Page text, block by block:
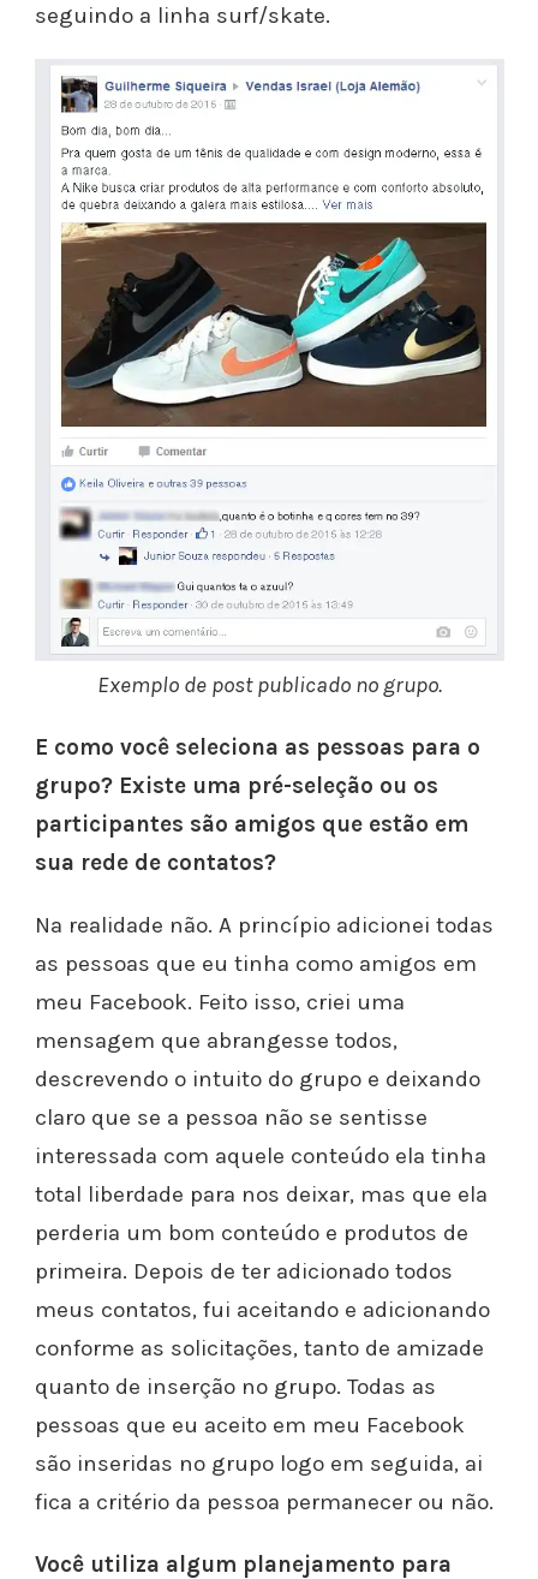
seguindo a linha surf/skate.
Exemplo de post publicado no grupo.
E como você seleciona as pessoas para o
grupo? Existe uma pré-seleção ou os
participantes são amigos que estão em
sua rede de contatos?
Na realidade não. A princípio adicionei todas
as pessoas que eu tinha como amigos em
meu Facebook. Feito isso, criei uma
mensagem que abrangesse todos,
descrevendo o intuito do grupo e deixando
claro que se a pessoa não se sentisse
interessada com aquele conteúdo ela tinha
total liberdade para nos deixar, mas que ela
perderia um bom conteúdo e produtos de
primeira. Depois de ter adicionado todos
meus contatos, fui aceitando e adicionando
conforme as solicitações, tanto de amizade
quanto de inserção no grupo. Todas as
pessoas que eu aceito em meu Facebook
são inseridas no grupo logo em seguida, ai
fica a critério da pessoa permanecer ou não.
Você utiliza algum planejamento para